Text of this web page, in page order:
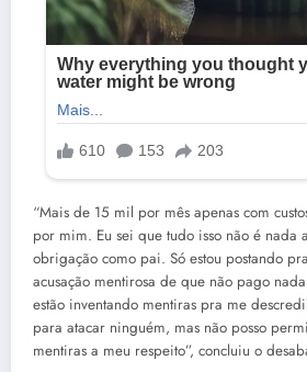
“Mais de 15 mil por mês apenas com
por mim. Eu sei que tudo isso não é nada
obrigação como pai. Só estou postando
acusação mentirosa de que não pago
estão inventando mentiras pra me
para atacar ninguém, mas não posso
mentiras a meu respeito”, concluiu o